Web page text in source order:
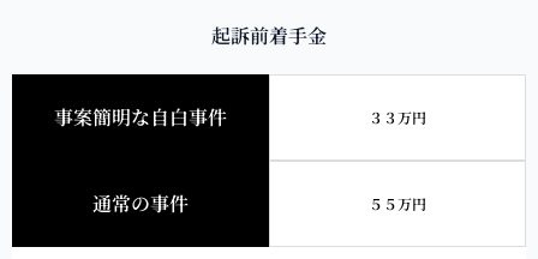
起訴前着手金
事案簡明な自白事件 ３３万円
通常の事件 ５５万円